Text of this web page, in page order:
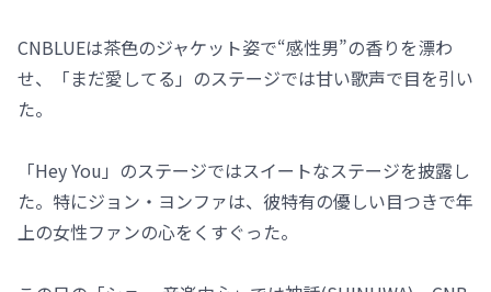
CNBLUEは茶色のジャケット姿で“感性男”の香りを漂わ
せ、「まだ愛してる」のステージでは甘い歌声で目を引い
た。
「Hey You」のステージではスイートなステージを披露し
た。特にジョン・ヨンファは、彼特有の優しい目つきで年
上の女性ファンの心をくすぐった。